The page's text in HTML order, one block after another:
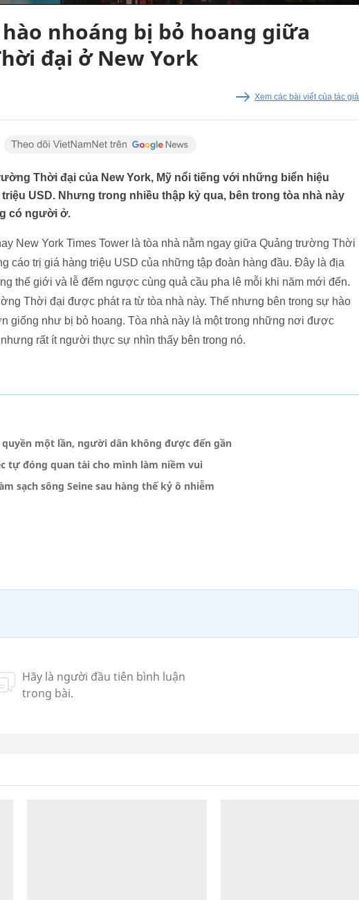
nhoáng bị bỏ hoang giữa
đại ở New York
Xem các bài viết của tác giả
Thời đại của New York, Mỹ nổi tiếng với những biển hiệu
USD. Nhưng trong nhiều thập kỷ qua, bên trong tòa nhà này
có người ở.
New York Times Tower là tòa nhà nằm ngay giữa Quảng trường Thời
cáo trị giá hàng triệu USD của những tập đoàn hàng đầu. Đây là địa
thế giới và lễ đếm ngược cùng quả cầu pha lê mỗi khi năm mới đến.
Thời đại được phát ra từ tòa nhà này. Thế nhưng bên trong sự hào
giống như bị bỏ hoang. Tòa nhà này là một trong những nơi được
rất ít người thực sự nhìn thấy bên trong nó.
một lần, người dân không được đến gần
tự đóng quan tài cho mình làm niềm vui
sạch sông Seine sau hàng thế kỷ ô nhiễm